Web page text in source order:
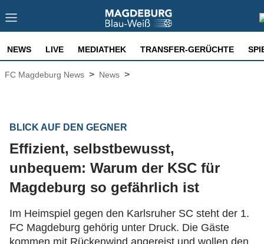
NEWS LIVE MEDIATHEK TRANSFER-GERÜCHTE
FC Magdeburg News > News >
BLICK AUF DEN GEGNER
Effizient, selbstbewusst,
unbequem: Warum der KSC für
Magdeburg so gefährlich ist
Im Heimspiel gegen den Karlsruher SC steht der 1.
FC Magdeburg gehörig unter Druck. Die Gäste
kommen mit Rückenwind angereist und wollen den